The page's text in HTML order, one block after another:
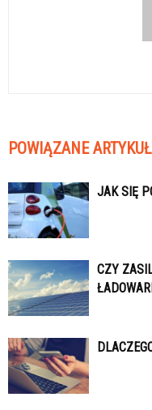
POWIĄZANE
JAK SIĘ
CZY